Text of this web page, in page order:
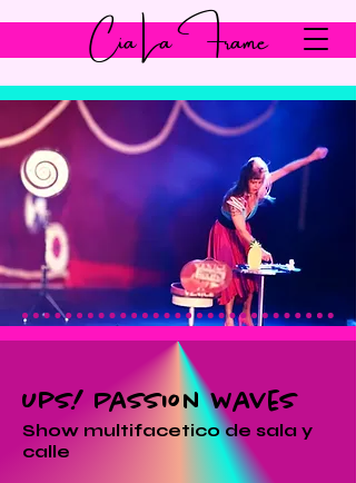
Cia La Frame
Ups! Passion waves
Show multifacetico de sala y
calle